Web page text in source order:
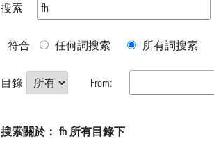
搜索
符合 任何詞搜索 所有詞搜索
目錄 From:
搜索關於： fh 所有目錄下